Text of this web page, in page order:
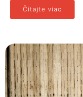
Čítajte viac